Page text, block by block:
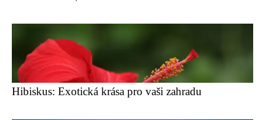
Hibiskus: Exotická krása pro vaši zahradu